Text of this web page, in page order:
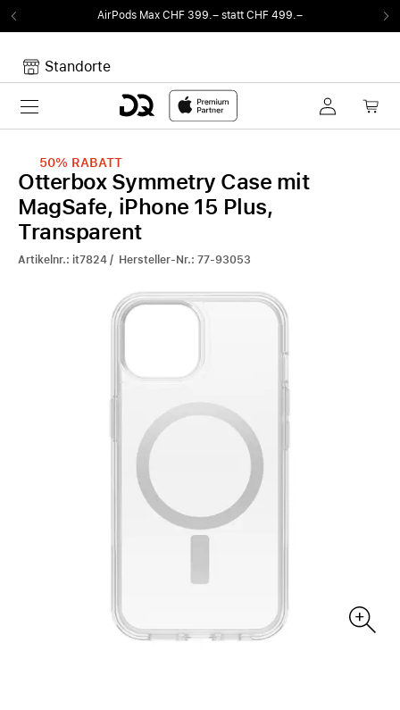
AirPods Max CHF 399.– statt CHF 499.–
Standorte
Toggle navigation
Noch keine Artikel im Warenkorb.
50% RABATT
Otterbox Symmetry Case mit
MagSafe, iPhone 15 Plus,
Transparent
Artikelnr.: it7824 / Hersteller-Nr.: 77-93053